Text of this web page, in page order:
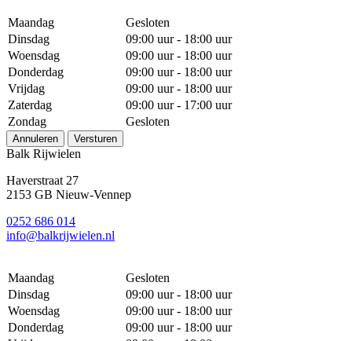
Maandag
Gesloten
Dinsdag
09:00 uur - 18:00 uur
Woensdag
09:00 uur - 18:00 uur
Donderdag
09:00 uur - 18:00 uur
Vrijdag
09:00 uur - 18:00 uur
Zaterdag
09:00 uur - 17:00 uur
Zondag
Gesloten
Annuleren Versturen
Balk Rijwielen
Haverstraat 27
2153 GB Nieuw-Vennep
0252 686 014
info@balkrijwielen.nl
Maandag
Gesloten
Dinsdag
09:00 uur - 18:00 uur
Woensdag
09:00 uur - 18:00 uur
Donderdag
09:00 uur - 18:00 uur